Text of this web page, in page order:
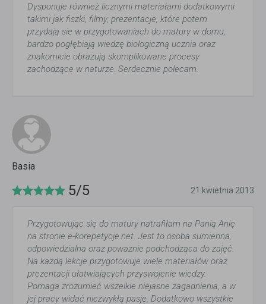
Dysponuje również licznymi materiałami dodatkowymi
takimi jak fiszki, filmy, prezentacje, które potem
przydają sie w przygotowaniach do matury w domu,
bardzo pogłębiają wiedzę biologiczną ucznia oraz
znakomicie obrazują skomplikowane procesy
zachodzące w naturze. Serdecznie polecam.
Basia
5/5 21 kwietnia 2013
Przygotowując się do matury natrafiłam na Panią Anię
na stronie e-korepetycje.net. Jest to osoba sumienna,
odpowiedzialna oraz poważnie podchodząca do zajęć.
Na każdą lekcje przygotowuje wiele materiałów oraz
prezentacji ułatwiających przyswojenie wiedzy.
Pomaga zrozumieć wszelkie niejasne zagadnienia, a w
jej pracy widać niezwykłą pasję. Dodatkowo wszystkie